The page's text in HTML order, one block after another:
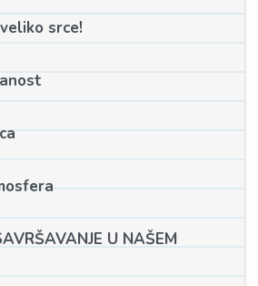
srce!
U NAŠEM